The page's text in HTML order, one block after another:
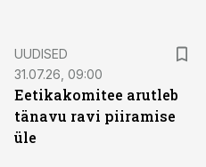
UUDISED
31.07.26, 09:00
Eetikakomitee arutleb
tänavu ravi piiramise
üle